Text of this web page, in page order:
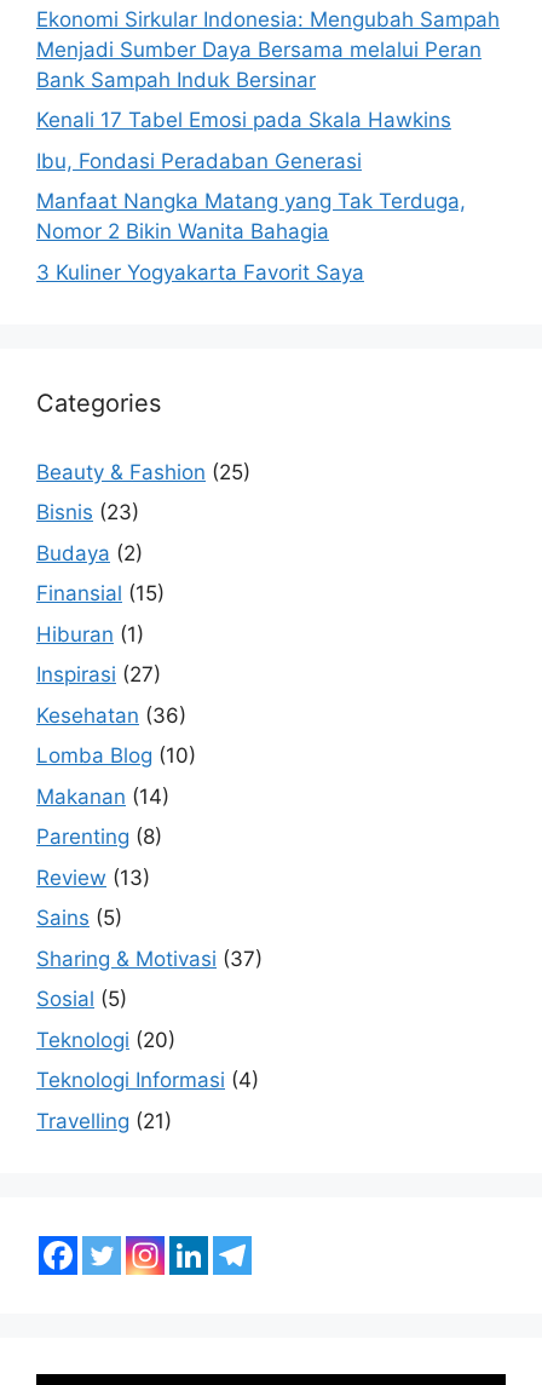
Ekonomi Sirkular Indonesia: Mengubah Sampah
Menjadi Sumber Daya Bersama melalui Peran
Bank Sampah Induk Bersinar
Kenali 17 Tabel Emosi pada Skala Hawkins
Ibu, Fondasi Peradaban Generasi
Manfaat Nangka Matang yang Tak Terduga,
Nomor 2 Bikin Wanita Bahagia
3 Kuliner Yogyakarta Favorit Saya
Categories
Beauty & Fashion (25)
Bisnis (23)
Budaya (2)
Finansial (15)
Hiburan (1)
Inspirasi (27)
Kesehatan (36)
Lomba Blog (10)
Makanan (14)
Parenting (8)
Review (13)
Sains (5)
Sharing & Motivasi (37)
Sosial (5)
Teknologi (20)
Teknologi Informasi (4)
Travelling (21)